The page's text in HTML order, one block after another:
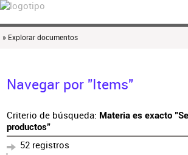
» Explorar documentos
Navegar por "Items"
Criterio de búsqueda: Materia es exacto
productos"
52 registros